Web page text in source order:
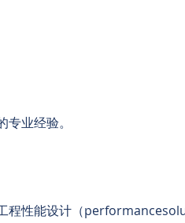
业经验。
程性能设计（